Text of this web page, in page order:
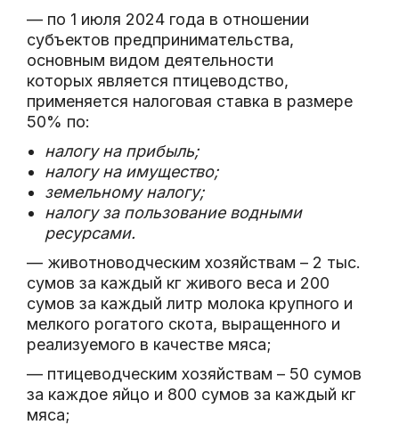
— по 1 июля 2024 года в отношении
субъектов предпринимательства,
основным видом деятельности
которых является птицеводство,
применяется налоговая ставка в размере
50% по:
налогу на прибыль;
налогу на имущество;
земельному налогу;
налогу за пользование водными
ресурсами.
— животноводческим хозяйствам – 2 тыс.
сумов за каждый кг живого веса и 200
сумов за каждый литр молока крупного и
мелкого рогатого скота, выращенного и
реализуемого в качестве мяса;
— птицеводческим хозяйствам – 50 сумов
за каждое яйцо и 800 сумов за каждый кг
мяса;